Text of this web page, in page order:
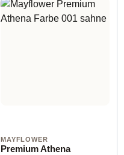
MAYFLOWER
Premium Athena